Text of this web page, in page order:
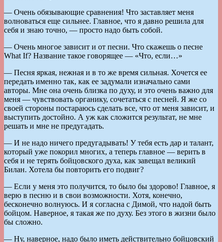
— Очень обязывающие сравнения! Что заставляет меня
волноваться еще сильнее. Главное, что я давно решила для
себя и знаю точно, — просто надо быть собой.
— Очень многое зависит и от песни. Что скажешь о песне
What If? Название такое говорящее — «Что, если…»
— Песня яркая, нежная и в то же время сильная. Хочется ее
передать именно так, как ее задумали изначально сами
авторы. Мне она очень близка по духу, и это очень важно для
меня — чувствовать органику, сочетаться с песней. Я же со
своей стороны постараюсь сделать все, что от меня зависит, и
выступить достойно. А уж как сложится результат, не мне
решать и мне не предугадать.
— И не надо ничего предугадывать! У тебя есть дар и талант,
который уже покорил многих, а теперь главное — верить в
себя и не терять бойцовского духа, как завещал великий
Билан. Хотела бы повторить его подвиг?
— Если у меня это получится, то было бы здорово! Главное, я
верю в песню и в свои возможности. Хотя, конечно,
бесконечно волнуюсь. И я согласна с Димой, что надой быть
бойцом. Наверное, я такая же по духу. Без этого в жизни было
бы сложно.
— Ну, наверное, надо было иметь действительно бойцовский